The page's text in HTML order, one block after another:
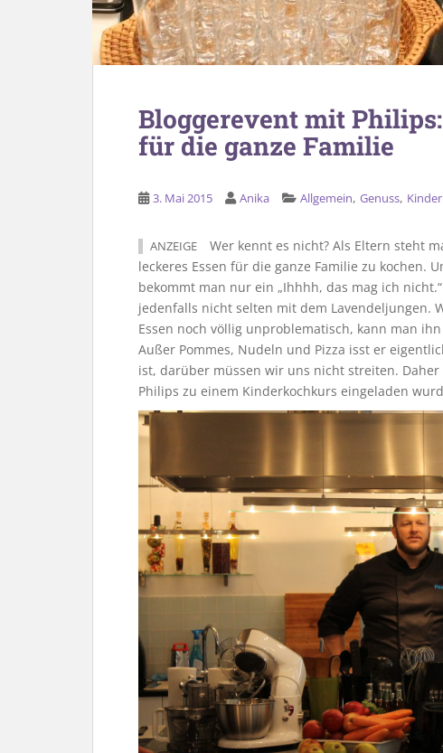
Bloggerevent mit
für die ganze Familie
3. Mai 2015 Anika Allgemein, Genuss, Kinder
ANZEIGE
Wer kennt es nicht? Als Eltern steht
leckeres Essen für die ganze Familie zu kochen.
bekommt man nur ein „Ihhhh, das mag ich
jedenfalls nicht selten mit dem Lavendeljungen.
Essen noch völlig unproblematisch, kann man
Außer Pommes, Nudeln und Pizza isst er
ist, darüber müssen wir uns nicht streiten.
Philips zu einem Kinderkochkurs eingeladen